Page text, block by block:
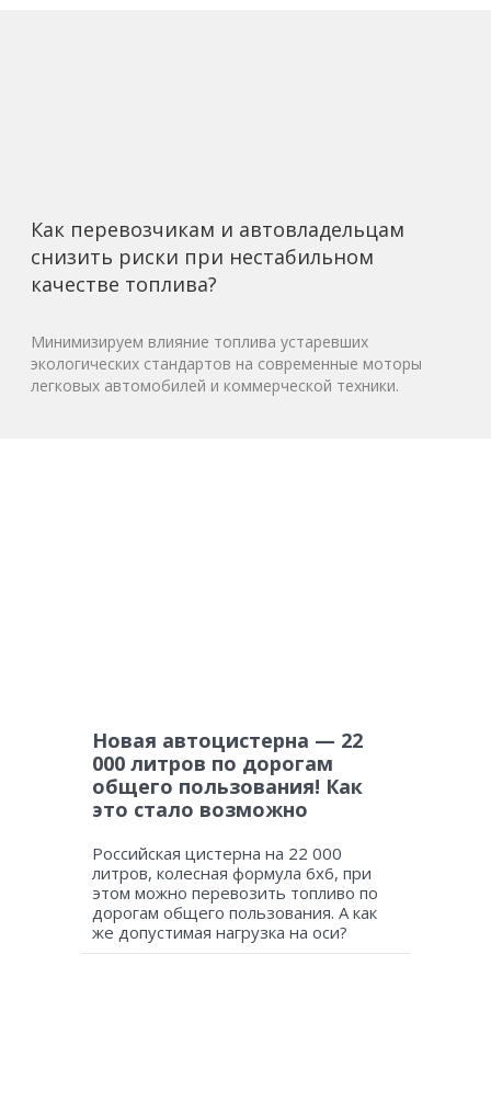
Как перевозчикам и автовладельцам
снизить риски при нестабильном
качестве топлива?
Минимизируем влияние топлива устаревших
экологических стандартов на современные моторы
легковых автомобилей и коммерческой техники.
Новая автоцистерна — 22
000 литров по дорогам
общего пользования! Как
это стало возможно
Российская цистерна на 22 000
литров, колесная формула 6х6, при
этом можно перевозить топливо по
дорогам общего пользования. А как
же допустимая нагрузка на оси?